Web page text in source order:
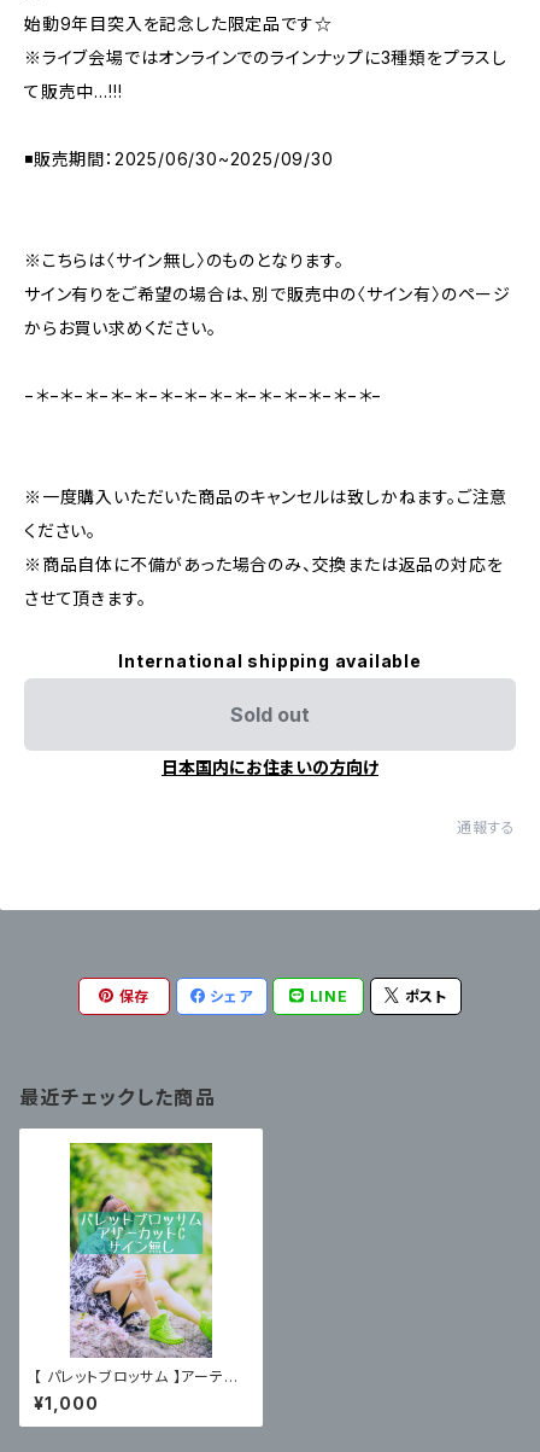
始動9年目突入を記念した限定品です☆
※ライブ会場ではオンラインでのラインナップに3種類をプラスし
て販売中…!!!
◾️販売期間：2025/06/30~2025/09/30
※こちらは〈サイン無し〉のものとなります。
サイン有りをご希望の場合は、別で販売中の〈サイン有〉のページ
からお買い求めください。
−＊−＊−＊−＊−＊−＊−＊−＊−＊−＊−＊−＊−＊−＊−
※一度購入いただいた商品のキャンセルは致しかねます。ご注意
ください。
※商品自体に不備があった場合のみ、交換または返品の対応を
させて頂きます。
International shipping available
Sold out
日本国内にお住まいの方向け
通報する
保存 シェア LINE ポスト
最近チェックした商品
【 パレットブロッサム 】アーティ
スト写真アザーカットC〈サイン
無〉
¥1,000